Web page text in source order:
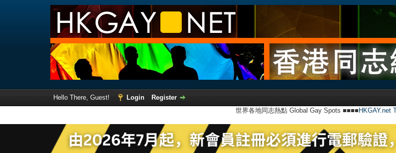
Hello There, Guest! Login
Register
世界各地同志熱點 Global Gay Spots ■■■■ HKGAY.net